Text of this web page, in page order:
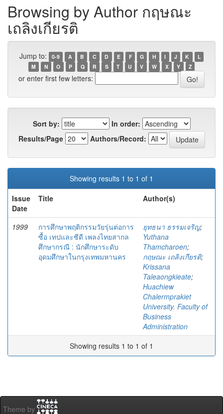
Browsing by Author กฤษณะ
เถลิงเกียรติ
Jump to: 0-9 A B C D E F G H I J K
L
M
N O P Q R S T U V W X Y Z
or enter first few letters:
Sort by:
In order:
Results/Page
Authors/Record:
Showing results 1 to 1 of 1
Issue
Date
Title Author(s)
1999
การศึกษาพฤติกรรมวัยรุ่นต่อการ
ซื้อ เทปและซีดี เพลงไทยสากล
ศึกษากรณี : นักศึกษาระดับ
อุดมศึกษาในกรุงเทพมหานคร
ยุทธนา ธรรมเจริญ;
Yuthana
Thamcharoen;
กฤษณะ เถลิงเกียรติ;
Krissana
Taleaongkieate;
Huachiew
Chalermprakiet
University. Faculty of
Business
Administration
Showing results 1 to 1 of 1
Theme by